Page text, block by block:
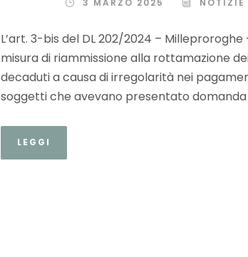
L’art. 3-bis del DL 202/2024 –
misura di riammissione alla rottamazione
decaduti a causa di irregolarità nei
soggetti che avevano presentato domanda
LEGGI